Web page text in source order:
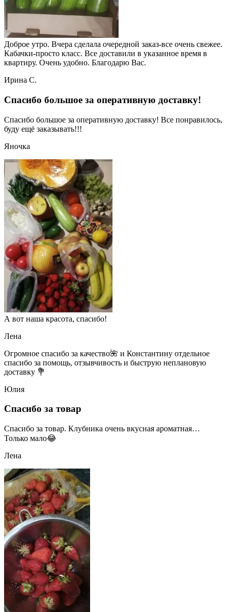
Доброе утро. Вчера сделала очередной заказ-все очень свежее.
Кабачки-просто класс. Все доставили в указанное время в
квартиру. Очень удобно. Благодарю Вас.
Ирина С.
Спасибо большое за оперативную доставку!
Спасибо большое за оперативную доставку! Все понравилось,
буду ещё заказывать!!!
Яночка
А вот наша красота, спасибо!
Лена
Огромное спасибо за качество🌺 и Константину отдельное
спасибо за помощь, отзывчивость и быструю неплановую
доставку 💐
Юлия
Спасибо за товар
Спасибо за товар. Клубника очень вкусная ароматная…
Только мало😂
Лена